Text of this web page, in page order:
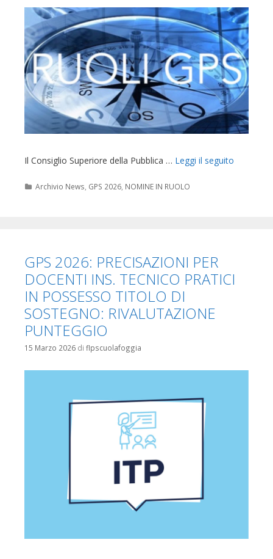
Il Consiglio Superiore della Pubblica … Leggi il seguito
Categorie
Archivio News, GPS 2026, NOMINE IN RUOLO
GPS 2026: PRECISAZIONI PER
DOCENTI INS. TECNICO PRATICI
IN POSSESSO TITOLO DI
SOSTEGNO: RIVALUTAZIONE
PUNTEGGIO
15 Marzo 2026 di flpscuolafoggia